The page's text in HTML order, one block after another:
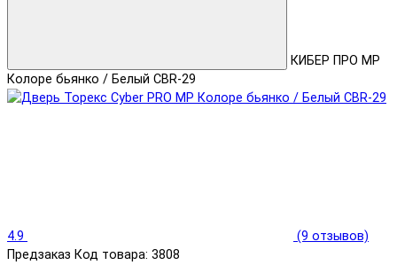
КИБЕР ПРО MP
Колоре бьянко / Белый CBR-29
4.9
(9 отзывов)
Предзаказ Код товара: 3808